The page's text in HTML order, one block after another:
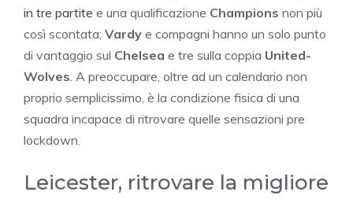
in tre partite e una qualificazione Champions non più
così scontata; Vardy e compagni hanno un solo punto
di vantaggio sul Chelsea e tre sulla coppia United-
Wolves. A preoccupare, oltre ad un calendario non
proprio semplicissimo, è la condizione fisica di una
squadra incapace di ritrovare quelle sensazioni pre
lockdown.
Leicester, ritrovare la migliore